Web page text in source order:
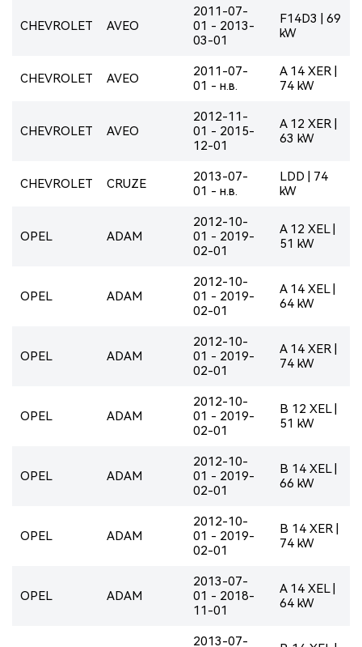
CHEVROLET AVEO
2011-07-
01 - 2013-
03-01
F14D3 | 69
kW
CHEVROLET AVEO
2011-07-
01 - н.в.
A 14 XER |
74 kW
CHEVROLET AVEO
2012-11-
01 - 2015-
12-01
A 12 XER |
63 kW
CHEVROLET CRUZE
2013-07-
01 - н.в.
LDD | 74
kW
OPEL ADAM
2012-10-
01 - 2019-
02-01
A 12 XEL |
51 kW
OPEL ADAM
2012-10-
01 - 2019-
02-01
A 14 XEL |
64 kW
OPEL ADAM
2012-10-
01 - 2019-
02-01
A 14 XER |
74 kW
OPEL ADAM
2012-10-
01 - 2019-
02-01
B 12 XEL |
51 kW
OPEL ADAM
2012-10-
01 - 2019-
02-01
B 14 XEL |
66 kW
OPEL ADAM
2012-10-
01 - 2019-
02-01
B 14 XER |
74 kW
OPEL ADAM
2013-07-
01 - 2018-
11-01
A 14 XEL |
64 kW
2013-07-